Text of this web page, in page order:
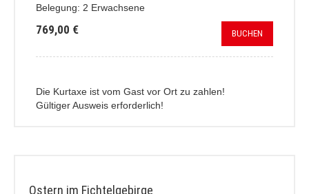
Belegung: 2 Erwachsene
769,00 € BUCHEN
Die Kurtaxe ist vom Gast vor Ort zu zahlen!
Gültiger Ausweis erforderlich!
Ostern im Fichtelgebirge